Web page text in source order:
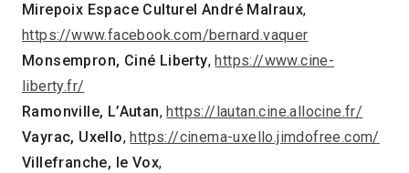
Mirepoix Espace Culturel André Malraux,
https://www.facebook.com/bernard.vaquer
Monsempron, Ciné Liberty, https://www.cine-
liberty.fr/
Ramonville, L’Autan, https://lautan.cine.allocine.fr/
Vayrac, Uxello, https://cinema-uxello.jimdofree.com/
Villefranche, le Vox,